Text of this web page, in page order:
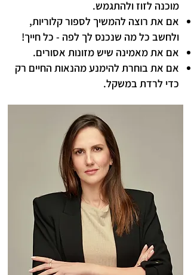
מוכנה לזוז ולהתגמש.
אם את רוצה להמשיך לספור קלוריות,
ולחשב כל מה שנכנס לך לפה - כל חייך!
אם את מאמינה שיש מזונות אסורים.
אם את בוחרת להימנע מהנאות החיים רק
כדי לרדת במשקל.